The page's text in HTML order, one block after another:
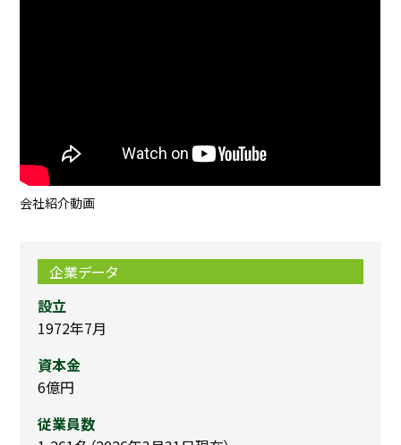
会社紹介動画
企業データ
設立
1972年7月
資本金
6億円
従業員数